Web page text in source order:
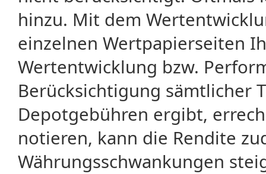
hinzu. Mit dem
einzelnen Wertpapierseiten
Wertentwicklung bzw.
Berücksichtigung sämtlicher
Depotgebühren ergibt,
notieren, kann die Rendite
Währungsschwankungen